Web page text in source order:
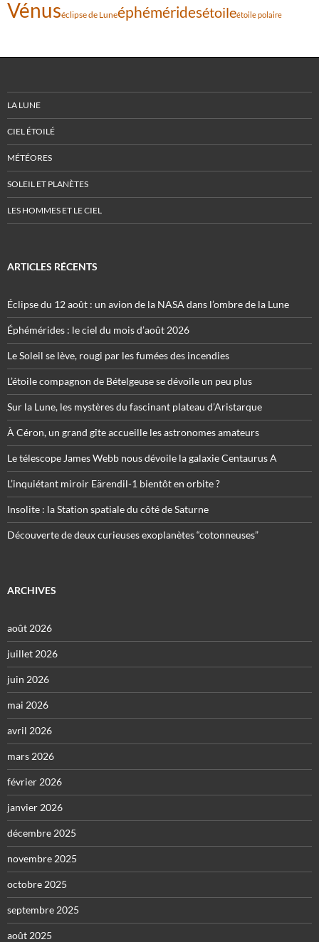
Vénuséclipse de Luneéphéméridesétoileétoile polaire
LA LUNE
CIEL ÉTOILÉ
MÉTÉORES
SOLEIL ET PLANÈTES
LES HOMMES ET LE CIEL
ARTICLES RÉCENTS
Éclipse du 12 août : un avion de la NASA dans l’ombre de la Lune
Éphémérides : le ciel du mois d’août 2026
Le Soleil se lève, rougi par les fumées des incendies
L’étoile compagnon de Bételgeuse se dévoile un peu plus
Sur la Lune, les mystères du fascinant plateau d’Aristarque
À Céron, un grand gîte accueille les astronomes amateurs
Le télescope James Webb nous dévoile la galaxie Centaurus A
L’inquiétant miroir Eärendil-1 bientôt en orbite ?
Insolite : la Station spatiale du côté de Saturne
Découverte de deux curieuses exoplanètes “cotonneuses”
ARCHIVES
août 2026
juillet 2026
juin 2026
mai 2026
avril 2026
mars 2026
février 2026
janvier 2026
décembre 2025
novembre 2025
octobre 2025
septembre 2025
août 2025